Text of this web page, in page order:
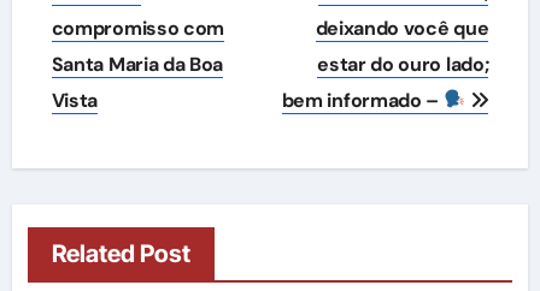
compromisso com
Santa Maria da Boa
Vista
deixando você que
estar do ouro lado;
bem informado –
Related Post